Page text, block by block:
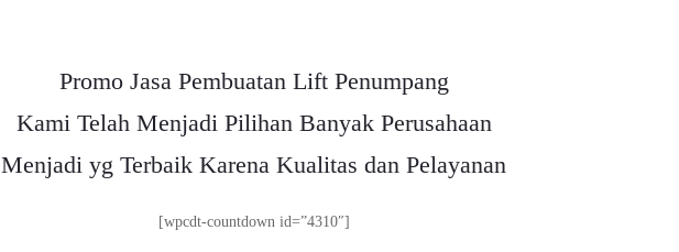
Promo Jasa Pembuatan Lift Penumpang
Kami Telah Menjadi Pilihan Banyak Perusahaan
Menjadi yg Terbaik Karena Kualitas dan Pelayanan
[wpcdt-countdown id=”4310″]